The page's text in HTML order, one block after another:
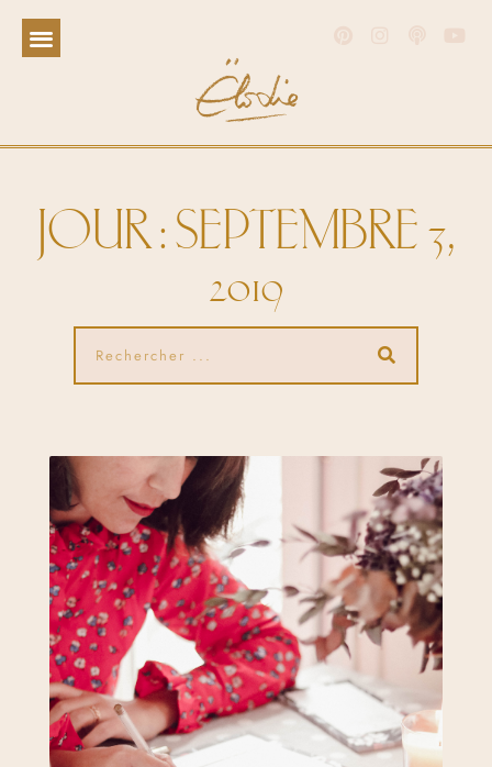
JOUR : SEPTEMBRE 3,
2019